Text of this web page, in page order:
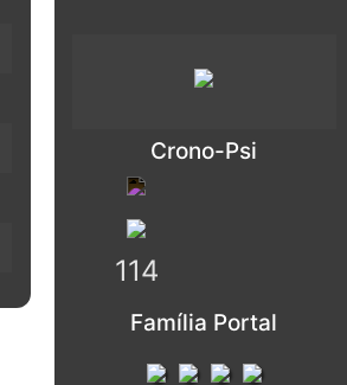
Crono-Psi
114
Família Portal